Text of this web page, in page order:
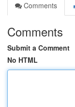
Comments
Comments
Submit a Comment
No HTML